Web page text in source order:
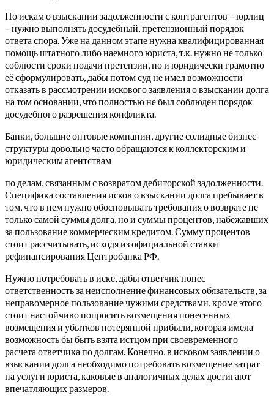
По искам о взыскании задолженности с контрагентов – юрлиц
– нужно выполнять досудебный, претензионный порядок
ответа спора. Уже на данном этапе нужна квалифицированная
помощь штатного либо наемного юриста, т.к. нужно не только
соблюсти сроки подачи претензии, но и юридически грамотно
её сформулировать, дабы потом суд не имел возможности
отказать в рассмотрении искового заявления о взыскании долга
на том основании, что полностью не был соблюден порядок
досудебного разрешения конфликта.
Банки, большие оптовые компании, другие солидные бизнес-
структуры довольно часто обращаются к коллекторским и
юридическим агентствам
по делам, связанным с возвратом дебиторской задолженности.
Специфика составления исков о взыскании долга пребывает в
том, что в нем нужно обосновывать требования о возврате не
только самой суммы долга, но и суммы процентов, набежавших
за пользование коммерческим кредитом. Сумму процентов
стоит рассчитывать, исходя из официальной ставки
рефинансирования Центробанка РФ.
Нужно потребовать в иске, дабы ответчик понес
ответственность за неисполнение финансовых обязательств, за
неправомерное пользование чужими средствами, кроме этого
стоит настойчиво попросить возмещения понесенных
возмещения и убытков потерянной прибыли, которая имела
возможность бы быть взята истцом при своевременного
расчета ответчика по долгам. Конечно, в исковом заявлении о
взыскании долга необходимо потребовать возмещение затрат
на услуги юриста, каковые в аналогичных делах достигают
впечатляющих размеров.